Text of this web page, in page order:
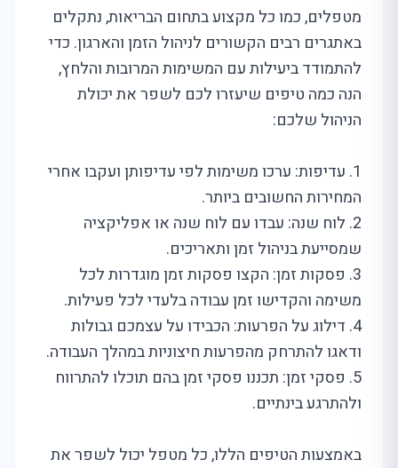
מטפלים, כמו כל מקצוע בתחום הבריאות, נתקלים
באתגרים רבים הקשורים לניהול הזמן והארגון. כדי
להתמודד ביעילות עם המשימות המרובות והלחץ,
הנה כמה טיפים שיעזרו לכם לשפר את יכולת
הניהול שלכם:
1. עדיפות: ערכו משימות לפי עדיפותן ועקבו אחרי
המחירות החשובים ביותר.
2. לוח שנה: עבדו עם לוח שנה או אפליקציה
שמסייעת בניהול זמן ותאריכים.
3. פסקות זמן: הקצו פסקות זמן מוגדרות לכל
משימה והקדישו זמן עבודה בלעדי לכל פעילות.
4. דילוג על הפרעות: הכבידו על עצמכם גבולות
ודאגו להתרחק מהפרעות חיצוניות במהלך העבודה.
5. פסקי זמן: תכננו פסקי זמן בהם תוכלו להתרווח
ולהתרגע בינתיים.
באמצעות הטיפים הללו, כל מטפל יכול לשפר את